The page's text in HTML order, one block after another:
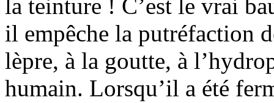
la teinture ! C’est le vrai
il empêche la putréfaction
lèpre, à la goutte, à
humain. Lorsqu’il a été